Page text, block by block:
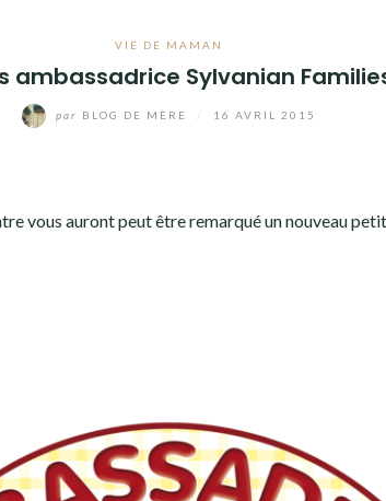
VIE DE MAMAN
ambassadrice Sylvanian
par BLOG DE MÈRE 16 AVRIL 2015
vous auront peut être remarqué un nouveau